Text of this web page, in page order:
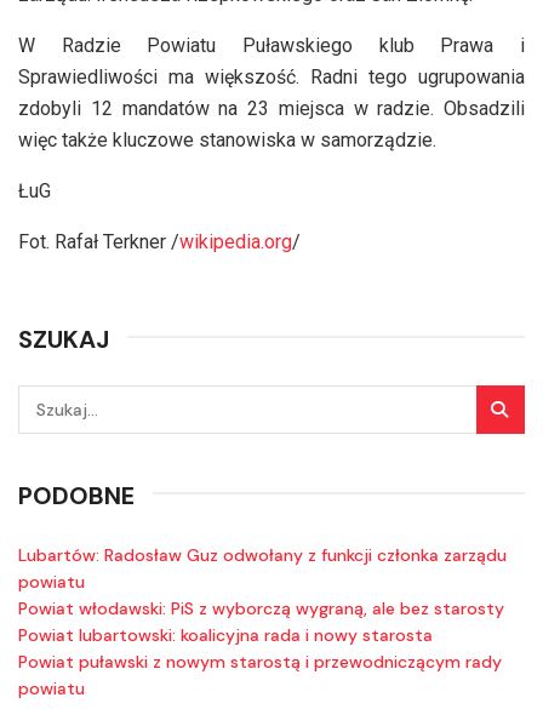
W Radzie Powiatu Puławskiego klub Prawa i
Sprawiedliwości ma większość. Radni tego ugrupowania
zdobyli 12 mandatów na 23 miejsca w radzie. Obsadzili
więc także kluczowe stanowiska w samorządzie.
ŁuG
Fot. Rafał Terkner /wikipedia.org/
SZUKAJ
PODOBNE
Lubartów: Radosław Guz odwołany z funkcji członka zarządu
powiatu
Powiat włodawski: PiS z wyborczą wygraną, ale bez starosty
Powiat lubartowski: koalicyjna rada i nowy starosta
Powiat puławski z nowym starostą i przewodniczącym rady
powiatu